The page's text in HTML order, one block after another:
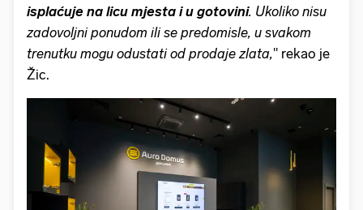
isplaćuje na licu mjesta i u gotovini. Ukoliko nisu
zadovoljni ponudom ili se predomisle, u svakom
trenutku mogu odustati od prodaje zlata,'' rekao je
Žic.